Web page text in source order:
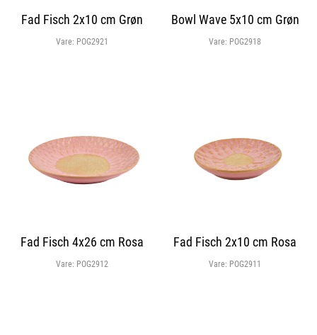
Fad Fisch 2x10 cm Grøn
Vare: POG2921
Bowl Wave 5x10 cm Grøn
Vare: POG2918
Fad Fisch 4x26 cm Rosa
Vare: POG2912
Fad Fisch 2x10 cm Rosa
Vare: POG2911